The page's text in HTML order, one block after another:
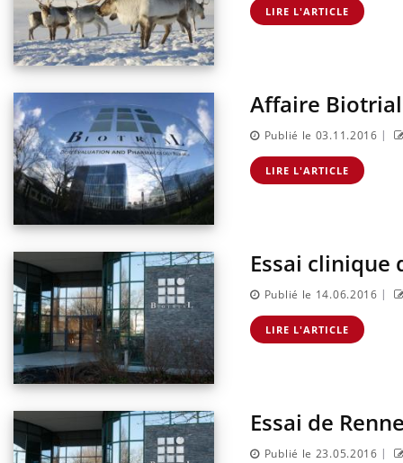
LIRE L'ARTICLE
Affaire
Publié le 03.11.2016 |
LIRE L'ARTICLE
Essai clinique
Publié le 14.06.2016 |
LIRE L'ARTICLE
Essai de
Publié le 23.05.2016 |